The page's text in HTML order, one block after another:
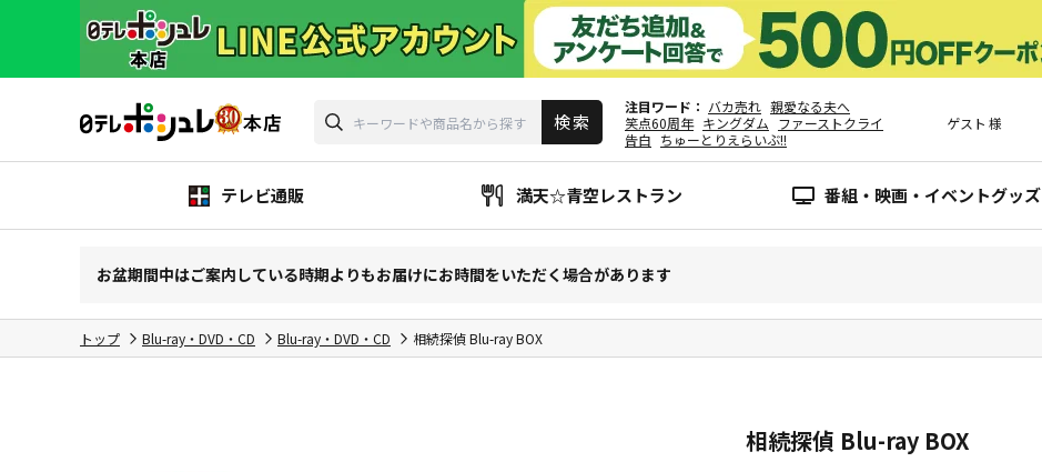
注目ワード バカ売れ 親愛なる夫へ
笑点60周年 キングダム ファーストクライ
告白 ちゅーとりえらいぶ!!
ゲスト 様
テレビ通販 満天☆青空レストラン 番組・映画・イベントグッズ
お盆期間中はご案内している時期よりもお届けにお時間をいただく場合があります
トップ Blu-ray・DVD・CD Blu-ray・DVD・CD 相続探偵 Blu-ray BOX
相続探偵 Blu-ray BOX